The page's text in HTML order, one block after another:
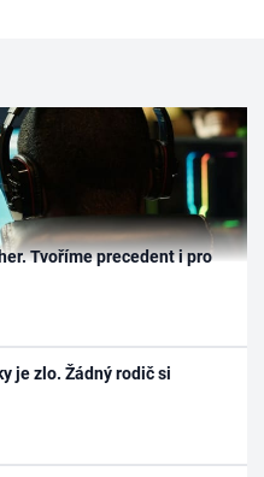
Tvoříme precedent i pro
je zlo. Žádný rodič si